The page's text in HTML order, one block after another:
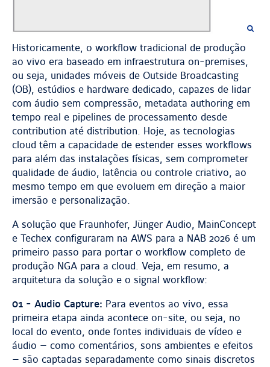
Historicamente, o workflow tradicional de produção
ao vivo era baseado em infraestrutura on-premises,
ou seja, unidades móveis de Outside Broadcasting
(OB), estúdios e hardware dedicado, capazes de lidar
com áudio sem compressão, metadata authoring em
tempo real e pipelines de processamento desde
contribution até distribution. Hoje, as tecnologias
cloud têm a capacidade de estender esses workflows
para além das instalações físicas, sem comprometer
qualidade de áudio, latência ou controle criativo, ao
mesmo tempo em que evoluem em direção a maior
imersão e personalização.
A solução que Fraunhofer, Jünger Audio, MainConcept
e Techex configuraram na AWS para a NAB 2026 é um
primeiro passo para portar o workflow completo de
produção NGA para a cloud. Veja, em resumo, a
arquitetura da solução e o signal workflow:
01 - Audio Capture: Para eventos ao vivo, essa
primeira etapa ainda acontece on-site, ou seja, no
local do evento, onde fontes individuais de vídeo e
áudio — como comentários, sons ambientes e efeitos
— são captadas separadamente como sinais discretos